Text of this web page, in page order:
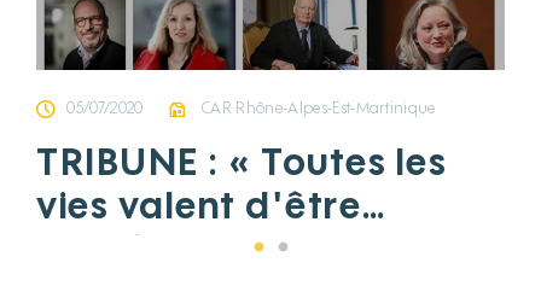
05/07/2020 CAR Rhône-Alpes-Est-Martinique
TRIBUNE : « Toutes les
vies valent d'être